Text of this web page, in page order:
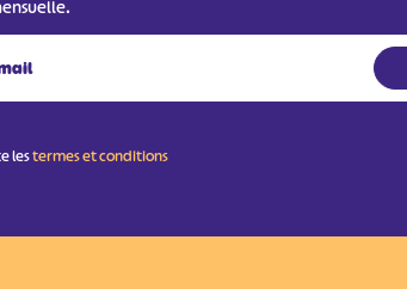
lestermes et conditions